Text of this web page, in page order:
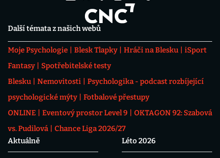
Další témata z našich webů
Moje Psychologie Blesk Tlapky Hráči na Blesku
iSport
Fantasy
Spotřebitelské testy
Blesku
Nemovitosti
Psychologika - podcast rozbíjející
psychologické mýty
Fotbalové přestupy
ONLINE
Eventový prostor Level 9
OKTAGON 92: Szabová
vs. Pudilová
Chance Liga 2026/27
Aktuálně
Léto 2026